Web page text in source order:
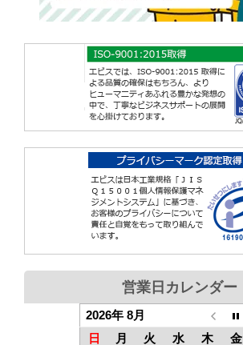
営業日カレンダー
2026年 8月
日
月 火 水 木 金